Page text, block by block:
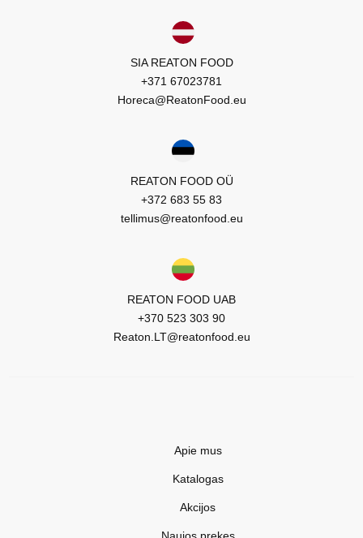
SIA REATON FOOD
+371 67023781
Horeca@ReatonFood.eu
REATON FOOD OÜ
+372 683 55 83
tellimus@reatonfood.eu
REATON FOOD UAB
+370 523 303 90
Reaton.LT@reatonfood.eu
Apie mus
Katalogas
Akcijos